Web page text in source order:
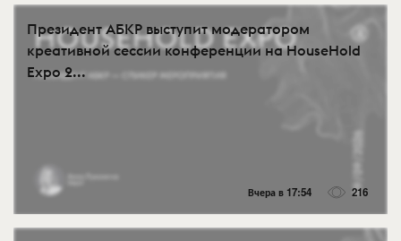
Президент АБКР выступит модератором
креативной сессии конференции на HouseHold
Expo 2...
Вчера в 17:54 216